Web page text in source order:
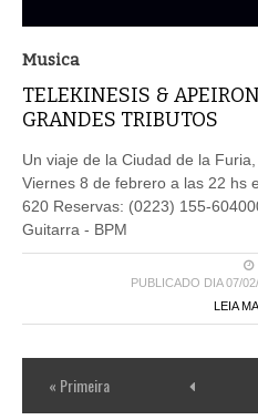
Musica
TELEKINESIS &
GRANDES TRIBUTOS
Un viaje de la Ciudad de la
Viernes 8 de febrero a las 22 hs
620 Reservas: (0223) 155-
Guitarra - BPM
PUBLICADO DIA 07/
LEIA
« Primeira